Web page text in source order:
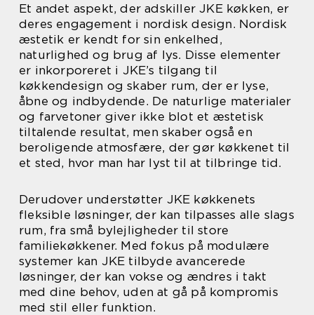
Et andet aspekt, der adskiller JKE køkken, er
deres engagement i nordisk design. Nordisk
æstetik er kendt for sin enkelhed,
naturlighed og brug af lys. Disse elementer
er inkorporeret i JKE’s tilgang til
køkkendesign og skaber rum, der er lyse,
åbne og indbydende. De naturlige materialer
og farvetoner giver ikke blot et æstetisk
tiltalende resultat, men skaber også en
beroligende atmosfære, der gør køkkenet til
et sted, hvor man har lyst til at tilbringe tid.
Derudover understøtter JKE køkkenets
fleksible løsninger, der kan tilpasses alle slags
rum, fra små bylejligheder til store
familiekøkkener. Med fokus på modulære
systemer kan JKE tilbyde avancerede
løsninger, der kan vokse og ændres i takt
med dine behov, uden at gå på kompromis
med stil eller funktion.